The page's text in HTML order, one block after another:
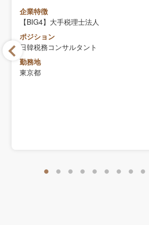
企業特徴
【BIG4】大手税理士法人
ポジション
日韓税務コンサルタント
勤務地
東京都